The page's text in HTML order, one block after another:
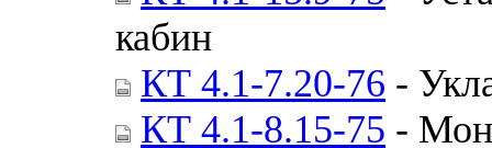
кабин
КТ 4.1-7.20-76 -
КТ 4.1-8.15-75 -